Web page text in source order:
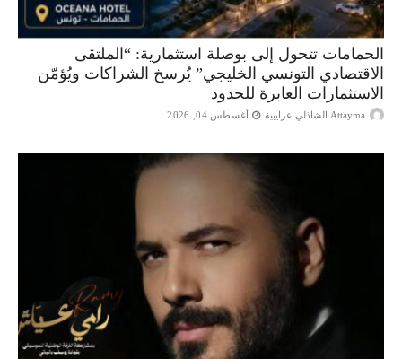
الحمامات تتحول إلى بوصلة استثمارية: “الملتقى
الاقتصادي التونسي الخليجي” يُرسخ الشراكات ويُؤمّن
الاستثمارات العابرة للحدود
Attayma الشاذلي عرايبية أغسطس 04, 2026